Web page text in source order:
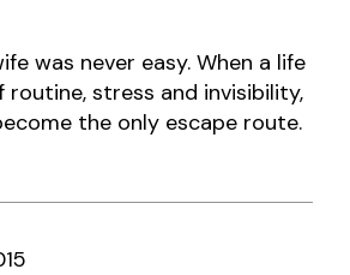
was never easy. When a life
routine, stress and invisibility,
the only escape route.